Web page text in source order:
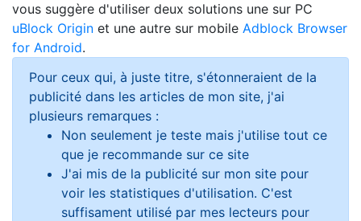
vous suggère d'utiliser deux solutions une sur PC
uBlock Origin et une autre sur mobile Adblock Browser
for Android.
Pour ceux qui, à juste titre, s'étonneraient de la
publicité dans les articles de mon site, j'ai
plusieurs remarques :
Non seulement je teste mais j'utilise tout ce
que je recommande sur ce site
J'ai mis de la publicité sur mon site pour
voir les statistiques d'utilisation. C'est
suffisament utilisé par mes lecteurs pour